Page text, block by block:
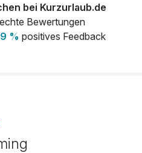
bei Kurzurlaub.de
echte Bewertungen
% positives Feedback